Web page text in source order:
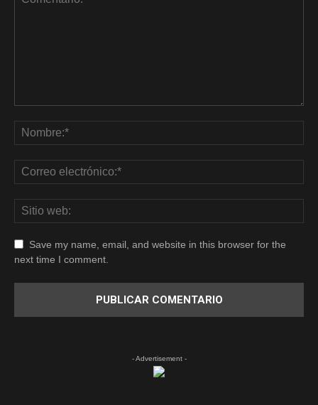
Save my name, email, and website in this browser for the
next time I comment.
- Advertisement -